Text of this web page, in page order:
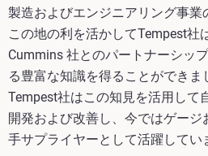
製造およびエンジニアリング事業
この地の利を活かしてTempest社
Cummins 社とのパートナーシッ
る豊富な知識を得ることができま
Tempest社はこの知見を活用して
開発および改善し、今ではゲー
手サプライヤーとして活躍してい